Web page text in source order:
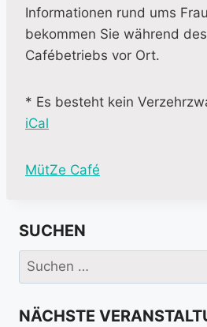
Informationen rund ums
bekommen Sie während
Cafébetriebs vor Ort.
* Es besteht kein
iCal
M
e
i
n
o
MütZe Café
SUCHEN
Suchen
nach:
NÄCHSTE